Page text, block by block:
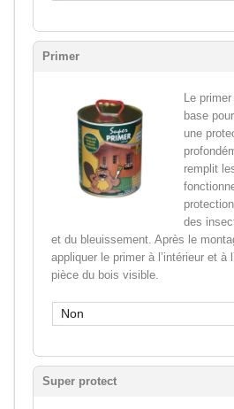
Primer
Le
base
une
remplit
des
et du bleuissement. Après le
appliquer le primer à l’intérieur et à
pièce du bois visible.
Non
Super protect